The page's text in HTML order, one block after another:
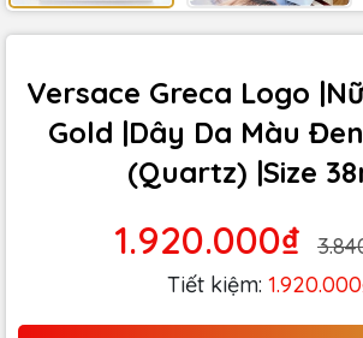
Versace Greca Logo
Gold |Dây Da Màu
(Quartz) |Size
1.920.000₫
Tiết kiệm: